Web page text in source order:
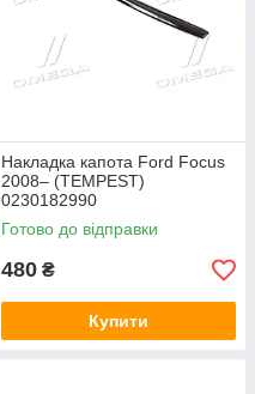
Накладка капота Ford Focus
2008– (TEMPEST)
0230182990
Готово до відправки
480 ₴
Купити